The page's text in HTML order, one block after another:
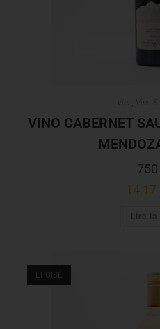
VINO CABERNET
750
14,17
Lire
ÉPUISÉ